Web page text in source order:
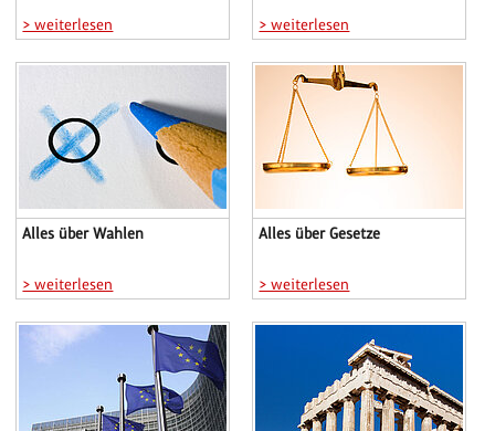
> weiterlesen > weiterlesen
Alles über Wahlen
> weiterlesen
Alles über Gesetze
> weiterlesen